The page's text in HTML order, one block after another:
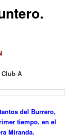
A
del Burrero,
tiempo, en el
Miranda.